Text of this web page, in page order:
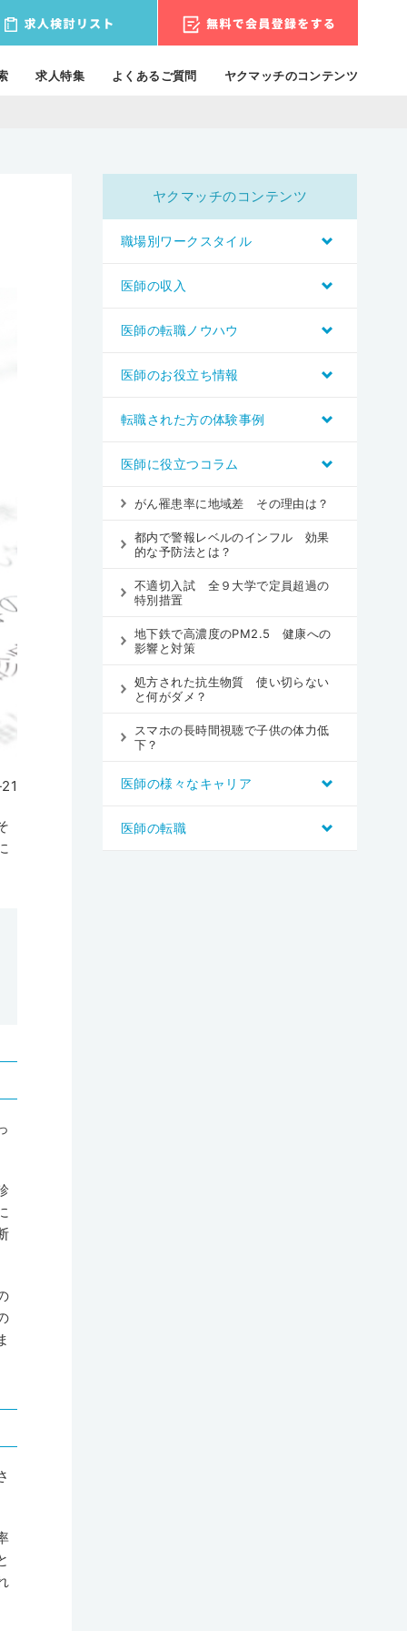
求人特集 よくあるご質問 ヤクマッチのコンテンツ
ヤクマッチのコンテンツ
職場別ワークスタイル
医師の収入
医師の転職ノウハウ
医師のお役立ち情報
転職された方の体験事例
医師に役立つコラム
がん罹患率に地域差 その理由は？
都内で警報レベルのインフル 効果
的な予防法とは？
不適切入試 全９大学で定員超過の
特別措置
地下鉄で高濃度のPM2.5 健康への
影響と対策
処方された抗生物質 使い切らない
と何がダメ？
スマホの長時間視聴で子供の体力低
下？
医師の様々なキャリア
医師の転職